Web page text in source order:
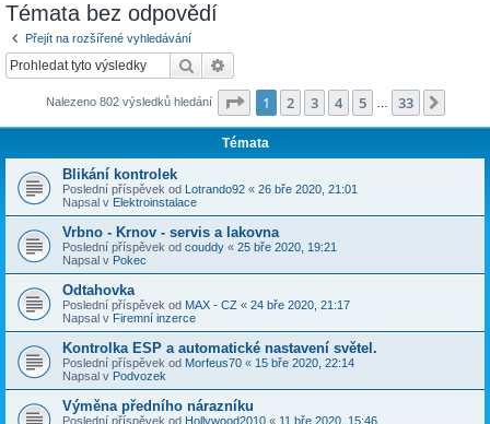
Témata bez odpovědí
Přejít na rozšířené vyhledávání
Hledat
Nalezeno 802 výsledků hledání Stránka z 33
1 2 3 4 5 33
Témata
Blikání kontrolek
Poslední příspěvek od Lotrando92 « 26 bře 2020, 21:01
Napsal v Elektroinstalace
Vrbno - Krnov - servis a lakovna
Poslední příspěvek od couddy « 25 bře 2020, 19:21
Napsal v Pokec
Odtahovka
Poslední příspěvek od MAX - CZ « 24 bře 2020, 21:17
Napsal v Firemní inzerce
Kontrolka ESP a automatické nastavení světel.
Poslední příspěvek od Morfeus70 « 15 bře 2020, 22:14
Napsal v Podvozek
Výměna předního nárazníku
Poslední příspěvek od Hollywood2010 « 11 bře 2020, 15:46